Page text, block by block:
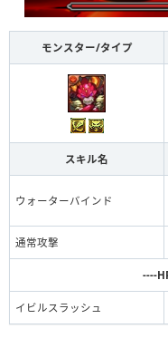
モンスター/タイプ
スキル名
ウォーターバインド
通常攻撃
----
イビルスラッシュ